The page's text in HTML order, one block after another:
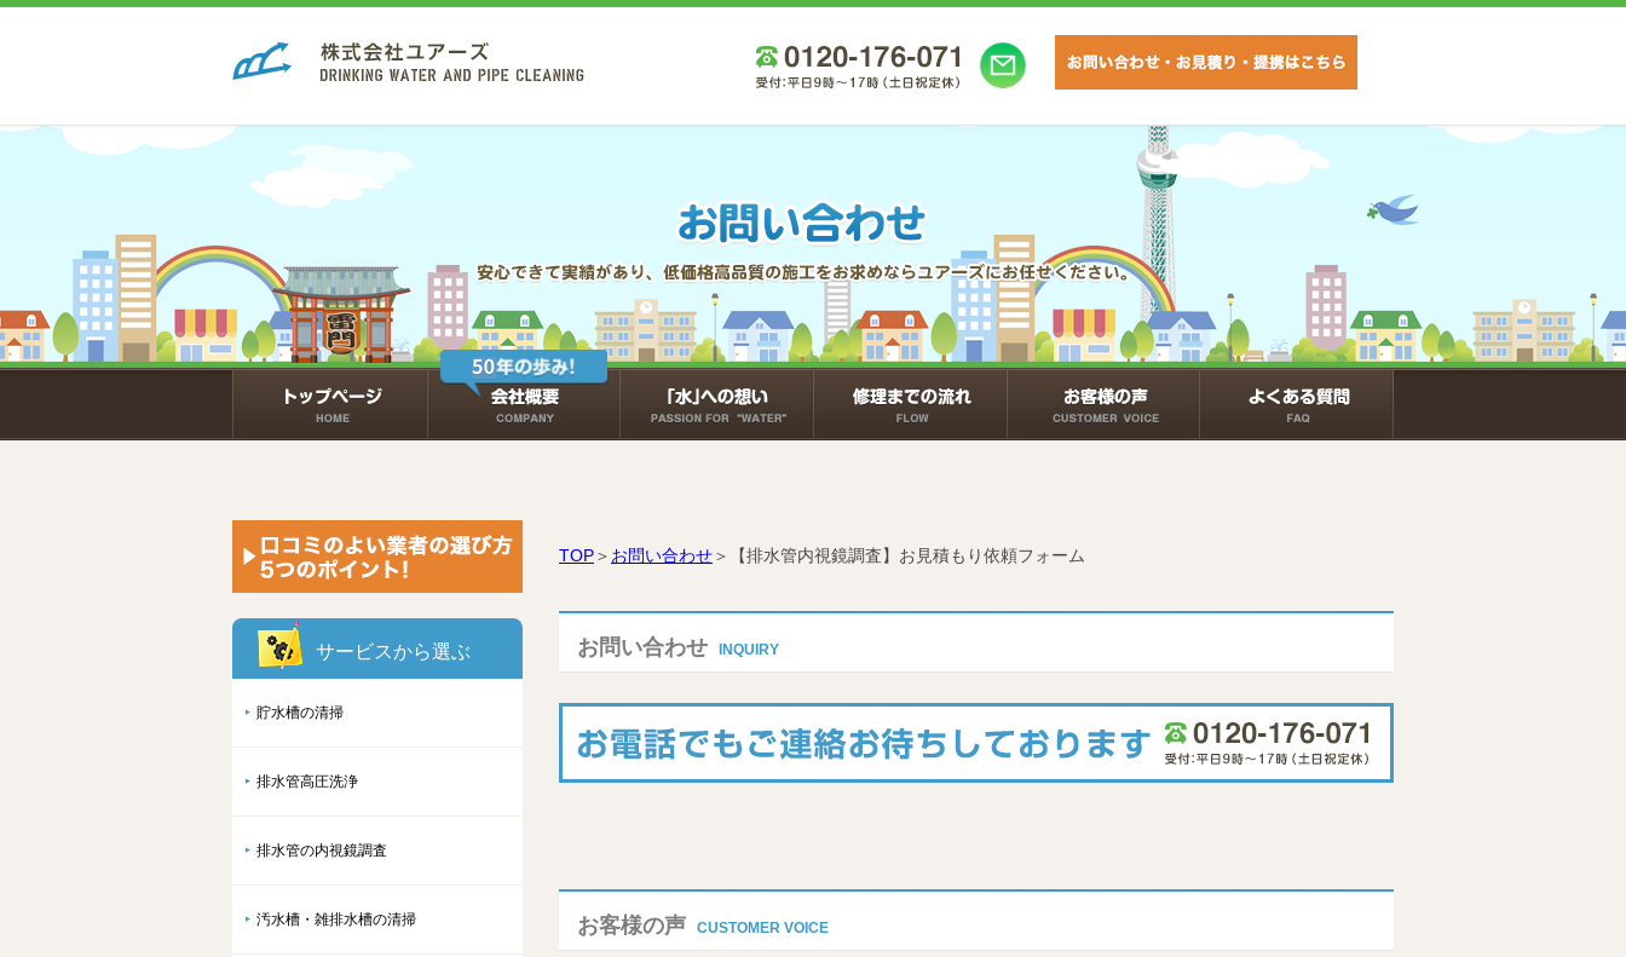
サービスから選ぶ
貯水槽の清掃
排水管高圧洗浄
排水管の内視鏡調査
汚水槽・雑排水槽の清掃
TOP＞ お問い合わせ＞【排水管内視鏡調査】お見積もり依頼フォーム
お問い合わせ INQUIRY
お客様の声 CUSTOMER VOICE